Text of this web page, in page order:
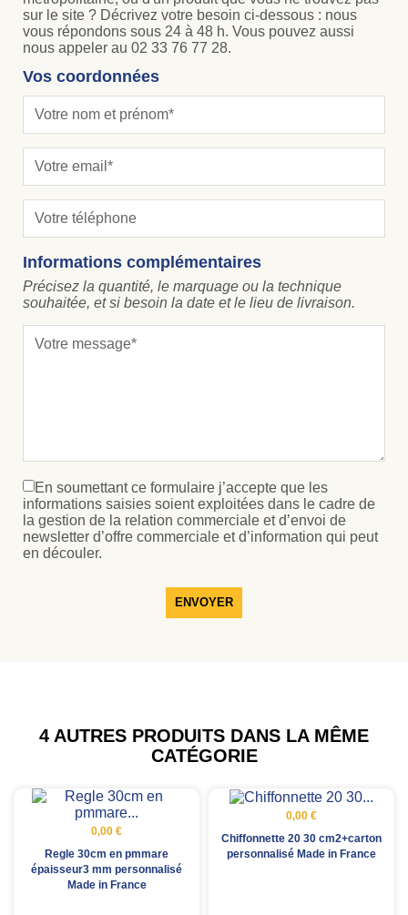
sur le site ? Décrivez votre besoin ci-dessous : nous
vous répondons sous 24 à 48 h. Vous pouvez aussi
nous appeler au 02 33 76 77 28.
Vos coordonnées
Informations complémentaires
Précisez la quantité, le marquage ou la technique
souhaitée, et si besoin la date et le lieu de livraison.
En soumettant ce formulaire j’accepte que les
informations saisies soient exploitées dans le cadre de
la gestion de la relation commerciale et d’envoi de
newsletter d’offre commerciale et d’information qui peut
en découler.
ENVOYER
4 AUTRES PRODUITS DANS LA MÊME
CATÉGORIE
0,00 €
Regle 30cm en pmmare
épaisseur3 mm personnalisé
Made in France
0,00 €
Chiffonnette 20 30 cm2+carton
personnalisé Made in France